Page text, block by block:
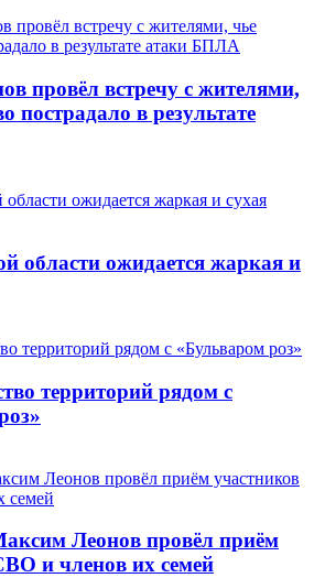
провёл встречу с жителями,
пострадало в результате
области ожидается жаркая и
территорий рядом с
Леонов провёл приём
и членов их семей